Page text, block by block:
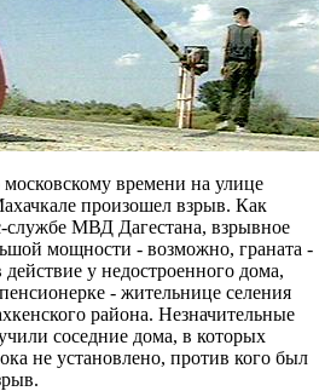
времени на улице
произошел взрыв. Как
службе МВД Дагестана, взрывное
мощности - возможно, граната -
у недостроенного дома,
- жительнице селения
района. Незначительные
соседние дома, в которых
не установлено, против кого был